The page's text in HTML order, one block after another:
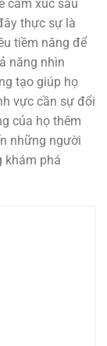
cảm xúc sâu
thực sự là
tiềm năng để
năng nhìn
tạo giúp họ
vực cần sự đổi
của họ thêm
những người
khám phá